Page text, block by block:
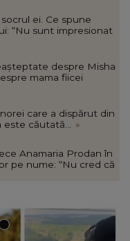
ei. Ce spune
“Nu sunt impresionat
despre Misha
mama fiicei
care a dispărut din
căutată...
»
Anamaria Prodan în
pe nume: “Nu cred că